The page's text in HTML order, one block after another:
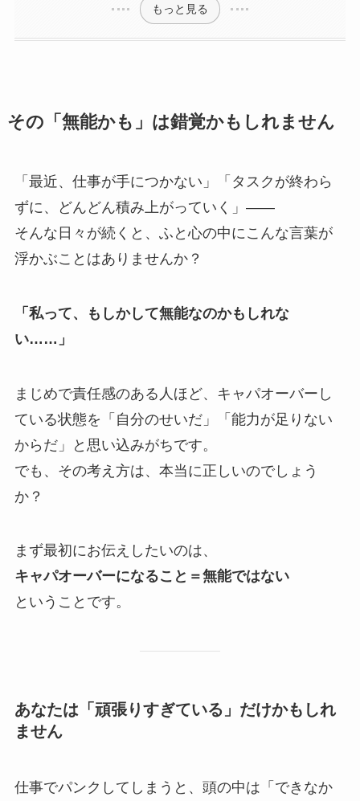
もっと見る
その「無能かも」は錯覚かもしれません
「最近、仕事が手につかない」「タスクが終わら
ずに、どんどん積み上がっていく」――
そんな日々が続くと、ふと心の中にこんな言葉が
浮かぶことはありませんか？
「私って、もしかして無能なのかもしれな
い……」
まじめで責任感のある人ほど、キャパオーバーし
ている状態を「自分のせいだ」「能力が足りない
からだ」と思い込みがちです。
でも、その考え方は、本当に正しいのでしょう
か？
まず最初にお伝えしたいのは、
キャパオーバーになること＝無能ではない
ということです。
あなたは「頑張りすぎている」だけかもしれ
ません
仕事でパンクしてしまうと、頭の中は「できなか